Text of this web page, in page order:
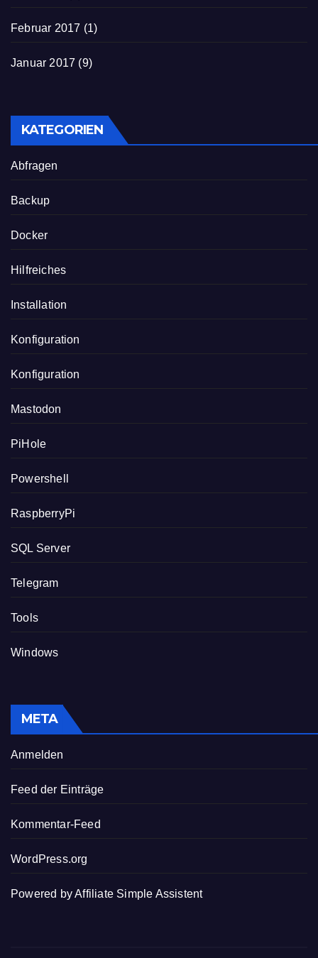
Februar 2017 (1)
Januar 2017 (9)
KATEGORIEN
Abfragen
Backup
Docker
Hilfreiches
Installation
Konfiguration
Konfiguration
Mastodon
PiHole
Powershell
RaspberryPi
SQL Server
Telegram
Tools
Windows
META
Anmelden
Feed der Einträge
Kommentar-Feed
WordPress.org
Powered byAffiliate Simple Assistent